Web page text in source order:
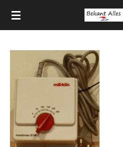
Ga
direct
hoofdinhoud